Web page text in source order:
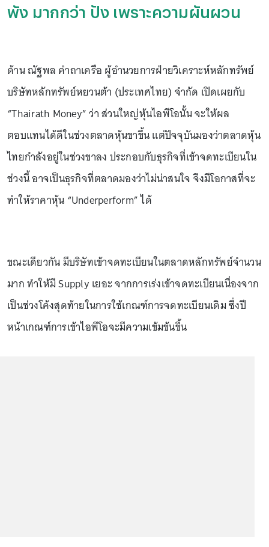
พัง มากกว่า ปัง เพราะความผันผวน
ด้าน ณัฐพล คำถาเครือ ผู้อำนวยการฝ่ายวิเคราะห์หลักทรัพย์
บริษัทหลักทรัพย์หยวนต้า (ประเทศไทย) จำกัด เปิดเผยกับ
“Thairath Money” ว่า ส่วนใหญ่หุ้นไอพีโอนั้น จะให้ผล
ตอบแทนได้ดีในช่วงตลาดหุ้นขาขึ้น แต่ปัจจุบันมองว่าตลาดหุ้น
ไทยกำลังอยู่ในช่วงขาลง ประกอบกับธุรกิจที่เข้าจดทะเบียนใน
ช่วงนี้ อาจเป็นธุรกิจที่ตลาดมองว่าไม่น่าสนใจ จึงมีโอกาสที่จะ
ทำให้ราคาหุ้น “Underperform” ได้
ขณะเดียวกัน มีบริษัทเข้าจดทะเบียนในตลาดหลักทรัพย์จำนวน
มาก ทำให้มี Supply เยอะ จากการเร่งเข้าจดทะเบียนเนื่องจาก
เป็นช่วงโค้งสุดท้ายในการใช้เกณฑ์การจดทะเบียนเดิม ซึ่งปี
หน้าเกณฑ์การเข้าไอพีโอจะมีความเข้มข้นขึ้น